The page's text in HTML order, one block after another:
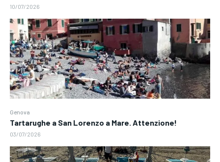
10/07/2026
Genova
Tartarughe a San Lorenzo a Mare. Attenzione!
03/07/2026